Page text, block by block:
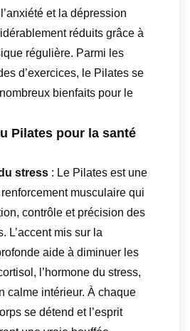
et la dépression
réduits grâce à
régulière. Parmi les
d’exercices, le Pilates se
bienfaits pour le
Pilates pour la santé
stress : Le Pilates est une
musculaire qui
contrôle et précision des
L’accent mis sur la
aide à diminuer les
l’hormone du stress,
calme intérieur. À chaque
se détend et l’esprit